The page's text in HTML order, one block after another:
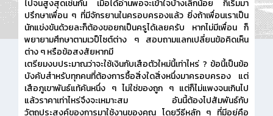
ไปจนสูงสุดเช่นกัน เมื่อได้อ่านพอจะเข้าใจบ้างเล็กน้อย ก็เริ่มมา
ปรึกษาเพื่อน ๆ ที่มีจักรยานในครอบครองแล้ว ยิ่งถ้าเพื่อนเราเป็น
นักแข่งขันด้วยละก็ต้องขอยกเป็นครูได้เลยครับ หากไม่มีเพื่อน ก็
พยายามศึกษาตามเวป็ไซต์ต่าง ๆ สอบถามแลกเปลี่ยนข้อคิดเห็น
ต่าง ๆ หรือข้อสงสัยหากมี
เตรียมงบประมาณว่าจะใช้เงินกับเสือตัวใหม่นี้เท่าไหร่ ? ข้อนี้เป็นข้อ
บังคับสำหรับทุกคนที่ต้องการซื้อสิ่งใดสิ่งหนึ่งมาครอบครอง แต่
เสือภูเขาพันธ์แท้คันหนึ่ง ๆ ไม่ใช่ของถูก ๆ แต่ก็ไม่แพงจนเกินไป
แล้วราคาเท่าไหร่จึงจะเหมาะสม อันนี้ต้องไปสัมพันธ์กับ
วัตถุประสงค์ของการมาใช้งานของคุณ โดยวีธีหลัก ๆ ที่มีอยู่คือ